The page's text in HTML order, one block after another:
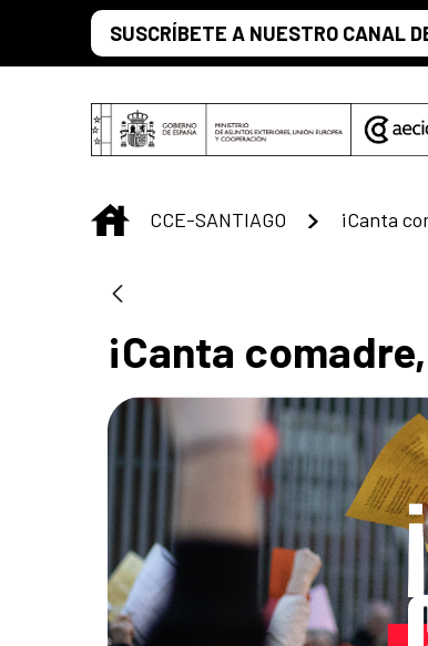
Saltar al contenido principal
SUSCRÍBETE A NUESTRO CANAL
INICIO
CCE-SANTIAGO ¡Canta
¡Canta